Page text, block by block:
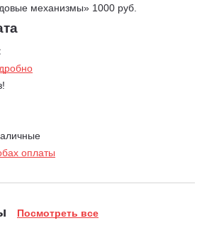
механизмы» 1000 руб.
оплаты
Посмотреть все